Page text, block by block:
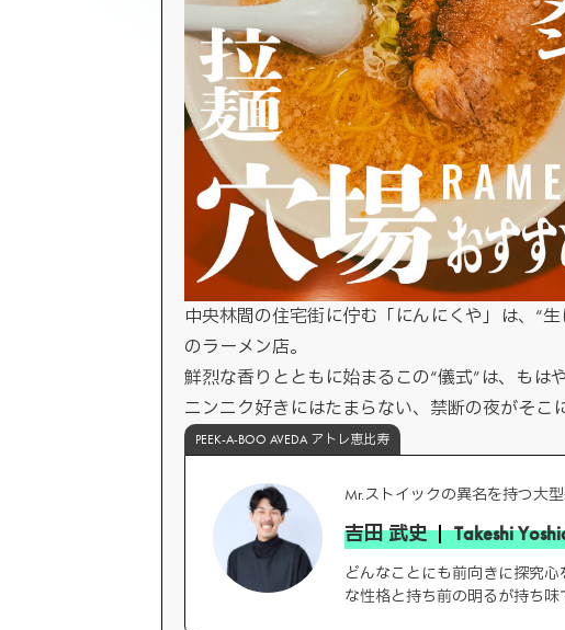
中央林間の住宅街に佇む「にんにくや」は、“
のラーメン店。
鮮烈な香りとともに始まるこの“儀式”は、もは
ニンニク好きにはたまらない、禁断の夜がそこ
PEEK-A-BOO AVEDA アトレ恵比寿
Mr.ストイックの異名を持つ大
吉田 武史 Takeshi
どんなことにも前向きに探究
な性格と持ち前の明るが持ち味